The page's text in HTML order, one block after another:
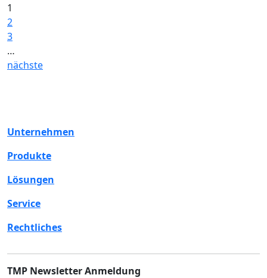
1
2
3
…
nächste
Unternehmen
Produkte
Lösungen
Service
Rechtliches
TMP Newsletter Anmeldung